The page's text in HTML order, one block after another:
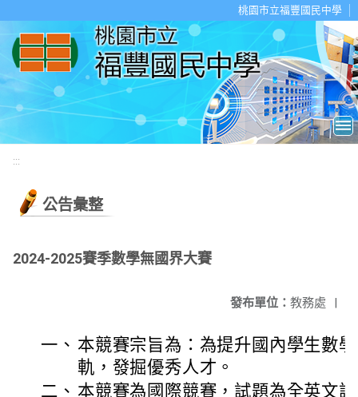
桃園市立福豐國民中學
:::
公告彙整
2024-2025賽季數學無國界大賽
發布單位： 教務處 |
一、 本競賽宗旨為：為提升國內學生數
軌，發掘優秀人才。
二、 本競賽為國際競賽，試題為全英文